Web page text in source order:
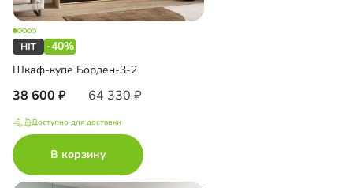
-40%
Шкаф-купе Борден-3-2
38 600 64 330
Доступно для доставки
В корзину